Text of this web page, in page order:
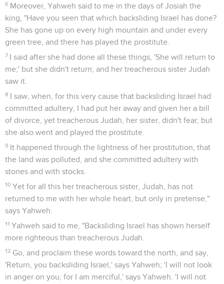
6 Moreover, Yahweh said to me in the days of Josiah the
king, "Have you seen that which backsliding Israel has done?
She has gone up on every high mountain and under every
green tree, and there has played the prostitute.
7 I said after she had done all these things, 'She will return to
me;' but she didn't return; and her treacherous sister Judah
saw it.
8 I saw, when, for this very cause that backsliding Israel had
committed adultery, I had put her away and given her a bill
of divorce, yet treacherous Judah, her sister, didn't fear; but
she also went and played the prostitute.
9 It happened through the lightness of her prostitution, that
the land was polluted, and she committed adultery with
stones and with stocks.
10 Yet for all this her treacherous sister, Judah, has not
returned to me with her whole heart, but only in pretense,"
says Yahweh.
11 Yahweh said to me, "Backsliding Israel has shown herself
more righteous than treacherous Judah.
12 Go, and proclaim these words toward the north, and say,
'Return, you backsliding Israel,' says Yahweh; 'I will not look
in anger on you; for I am merciful,' says Yahweh. 'I will not